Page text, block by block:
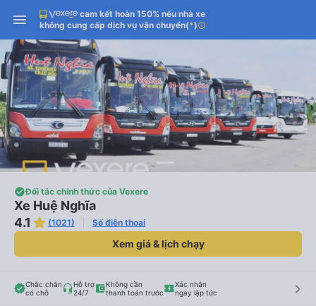
cam kết hoàn 150% nếu nhà xe
không cung cấp dịch vụ vận chuyển(*)info
Đối tác chính thức của Vexere
Xe Huệ Nghĩa
4.1
(1021) Số điện thoại
Xem giá & lịch chạy
Chắc chắn
có chỗ
Hỗ trợ
24/7
Không cần
thanh toán trước
Xác nhận
ngay lập tức
keyboard_arrow_right